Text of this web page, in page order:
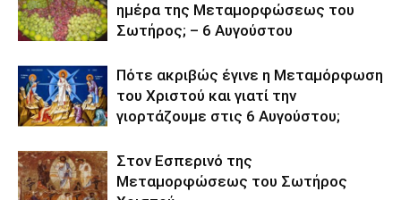
ημέρα της Μεταμορφώσεως του
Σωτήρος; – 6 Αυγούστου
Πότε ακριβώς έγινε η Μεταμόρφωση
του Χριστού και γιατί την
γιορτάζουμε στις 6 Αυγούστου;
Στον Εσπερινό της
Μεταμορφώσεως του Σωτήρος